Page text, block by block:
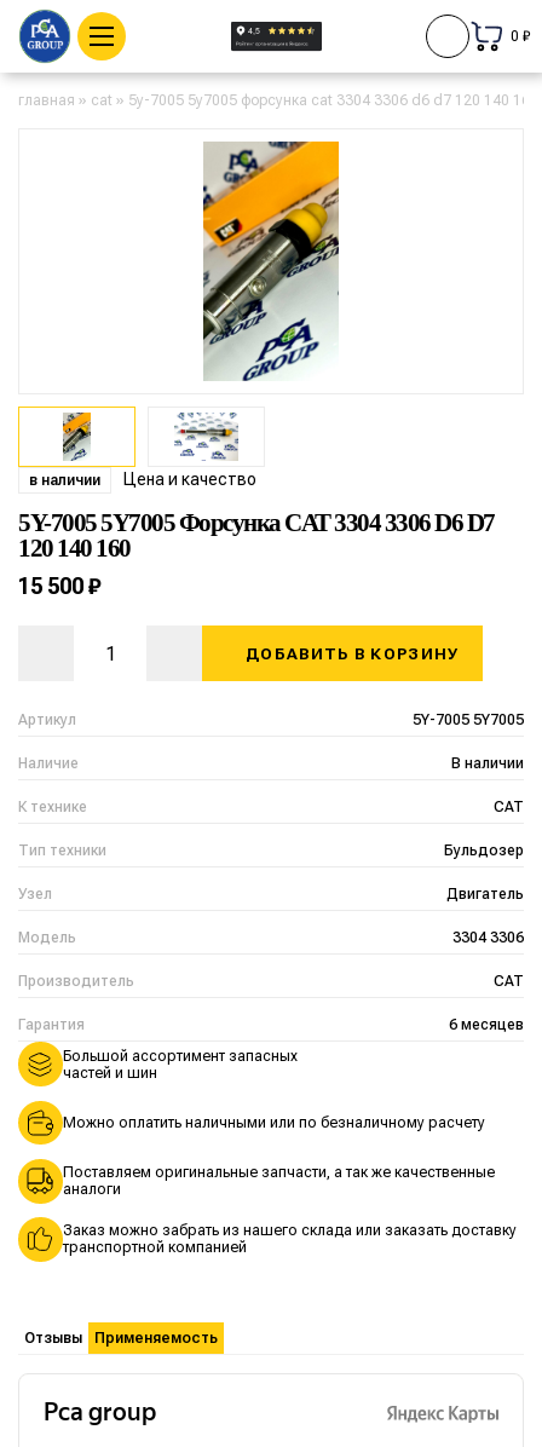
0 ₽
главная » cat » 5y-7005 5y7005 форсунка cat 3304 3306 d6 d7 120 140 160
в наличии Цена и качество
5Y-7005 5Y7005 Форсунка CAT 3304 3306 D6 D7
120 140 160
Артикул 5Y-7005 5Y7005
Наличие В наличии
К технике CAT
Тип техники Бульдозер
Узел Двигатель
Модель 3304 3306
Производитель CAT
Гарантия 6 месяцев
15 500 ₽
ДОБАВИТЬ В КОРЗИНУ
Большой ассортимент запасных
частей и шин
Можно оплатить наличными или по безналичному расчету
Поставляем оригинальные запчасти, а так же качественные
аналоги
Заказ можно забрать из нашего склада или заказать доставку
транспортной компанией
Отзывы Применяемость